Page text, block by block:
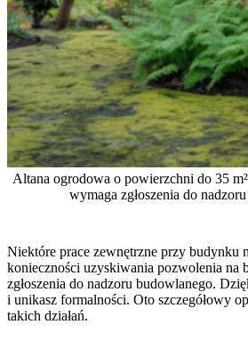
Altana ogrodowa o powierzchni do 35
wymaga zgłoszenia do
Niektóre prace zewnętrzne przy budynku
konieczności uzyskiwania pozwolenia na
zgłoszenia do nadzoru budowlanego.
i unikasz formalności. Oto szczegółowy
takich działań.